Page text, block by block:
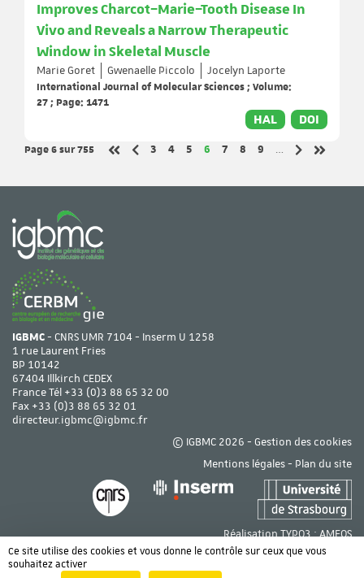
Improves Charcot–Marie–Tooth Disease In
Vivo and Reveals a Narrow Therapeutic
Window in Skeletal Muscle
Marie Goret Gwenaelle Piccolo
Jocelyn Laporte
International Journal of Molecular Sciences ; Volume:
27 ; Page: 1471
HAL DOI
Page 6sur 755
Page
3 Page
4 Page
5 Page
6 Page
7 Page
8 Page
9
…
IGBMC- CNRS UMR 7104 - Inserm U 1258
1 rue Laurent Fries
BP 10142
67404 Illkirch CEDEX
France Tél +33 (0)3 88 65 32 00
Fax +33 (0)3 88 65 32 01
directeur.igbmc@igbmc.fr
© IGBMC 2026 - Gestion des cookies
Mentions légales- Plan du site
Réalisation TYPO3 :AMEOS
Ce site utilise des cookies et vous donne le contrôle sur ceux que vous
souhaitez activer